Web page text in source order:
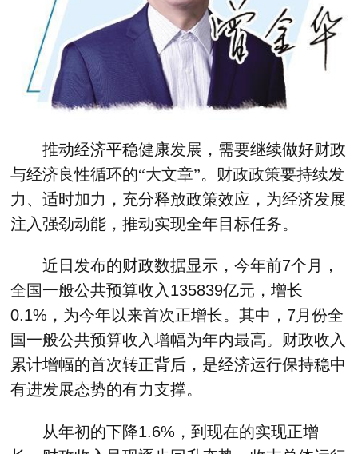
推动经济平稳健康发展，需要继续做好财政
与经济良性循环的“大文章”。财政政策要持续发
力、适时加力，充分释放政策效应，为经济发展
注入强劲动能，推动实现全年目标任务。
近日发布的财政数据显示，今年前7个月，
全国一般公共预算收入135839亿元，增长
0.1%，为今年以来首次正增长。其中，7月份全
国一般公共预算收入增幅为年内最高。财政收入
累计增幅的首次转正背后，是经济运行保持稳中
有进发展态势的有力支撑。
从年初的下降1.6%，到现在的实现正增